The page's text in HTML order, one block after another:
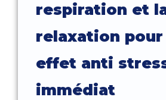
respiration et
relaxation pour
effet anti
immédiat